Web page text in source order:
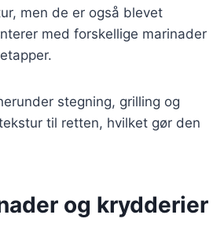
men de er også blevet
med forskellige marinader
stegning, grilling og
til retten, hvilket gør den
og krydderier